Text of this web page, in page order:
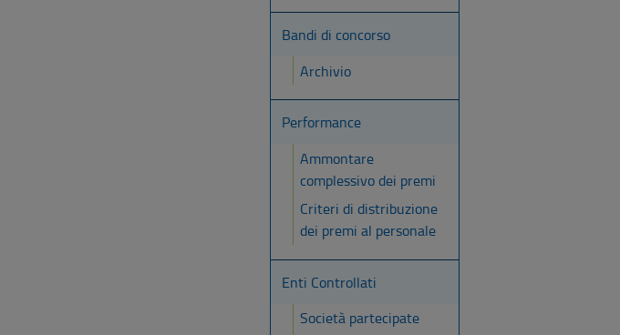
Bandi di concorso
Archivio
Performance
Ammontare
complessivo dei premi
Criteri di distribuzione
dei premi al personale
Enti Controllati
Società partecipate